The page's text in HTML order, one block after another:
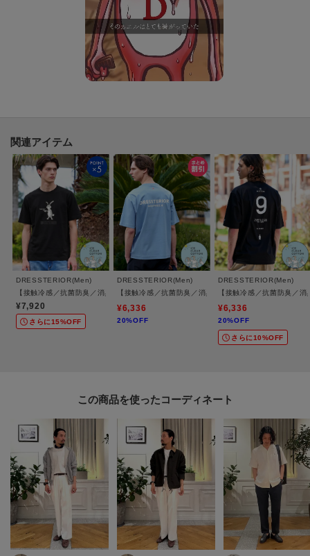
さらに2026年新作よりUVカット機能も新たに搭載されました。
※「消臭」機能を謳うには、消臭試験による高度な実証が必要なため、他の
類似素材との違いを感じていただけると思います。
※この製品は、抗菌防臭加工をしております。この効果は永久的ではありま
※照明の関係により、実際よりも色味が違って見える場合があります。ま
た、パソコン・スマートフォンなどの環境により、若干製品と画像のカラー
が異なる場合もございます。
関連アイテム
DRESSTERIOR(Men)
【接触冷感／抗菌防臭／消臭】ICE CLEAR COTTON ガンラビットTシャツ
¥7,920
さらに15%OFF
DRESSTERIOR(Men)
【接触冷感／抗菌防臭／消臭】ICE CLEAR COTTON オ
¥6,336
20%OFF
DRESSTERIOR(Men)
【接触冷感／抗菌防臭／
¥6,336
20%OFF
さらに10%OFF
この商品を使った